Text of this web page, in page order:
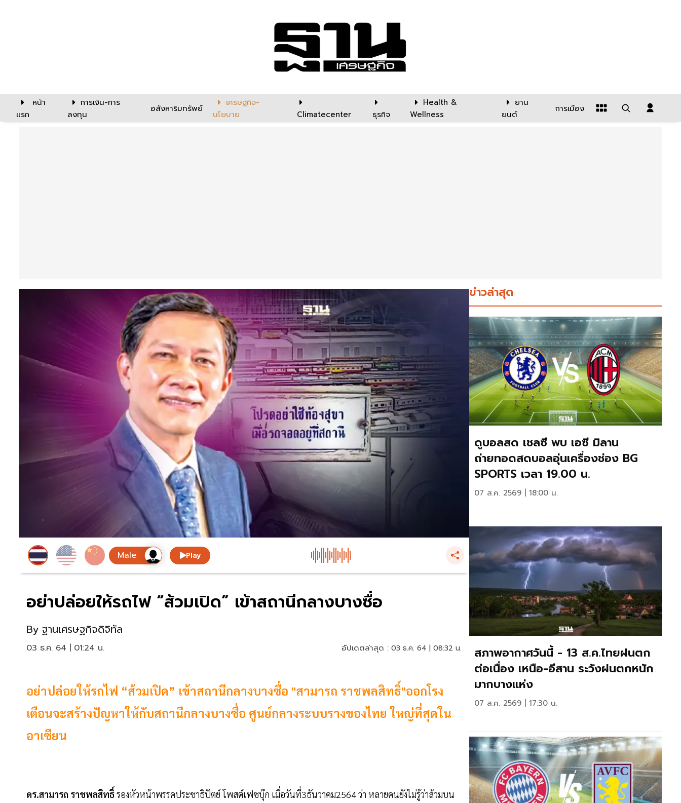
หน้า
แรก
การเงิน-การ
ลงทุน
อสังหาริมทรัพย์
เศรษฐกิจ-
นโยบาย
Climatecenter ธุรกิจ
Health &
Wellness
ยาน
ยนต์
การเมือง
Play
อย่าปล่อยให้รถไฟ “ส้วมเปิด” เข้าสถานีกลางบางซื่อ
By ฐานเศรษฐกิจดิจิทัล
03 ธ.ค. 64 | 01:24 น. อัปเดตล่าสุด : 03 ธ.ค. 64 | 08:32 น.
อย่าปล่อยให้รถไฟ “ส้วมเปิด” เข้าสถานีกลางบางซื่อ "สามารถ ราชพลสิทธิ์"ออกโรง
เตือนจะสร้างปัญหาให้กับสถานีกลางบางซื่อ ศูนย์กลางระบบรางของไทย ใหญ่ที่สุดใน
อาเซียน
ดร.สามารถ ราชพลสิทธิ์รองหัวหน้าพรรคประชาธิปัตย์ โพสต์เฟซบุ๊ก เมื่อวันที่3ธันวาคม2564 ว่า หลายคนยังไม่รู้ว่าส้วมบน
ข่าวล่าสุด
ดูบอลสด เชลซี พบ เอซี มิลาน
ถ่ายทอดสดบอลอุ่นเครื่องช่อง BG
SPORTS เวลา 19.00 น.
07 ส.ค. 2569 | 18:00 น.
สภาพอากาศวันนี้ - 13 ส.ค.ไทยฝนตก
ต่อเนื่อง เหนือ-อีสาน ระวังฝนตกหนัก
มากบางแห่ง
07 ส.ค. 2569 | 17:30 น.